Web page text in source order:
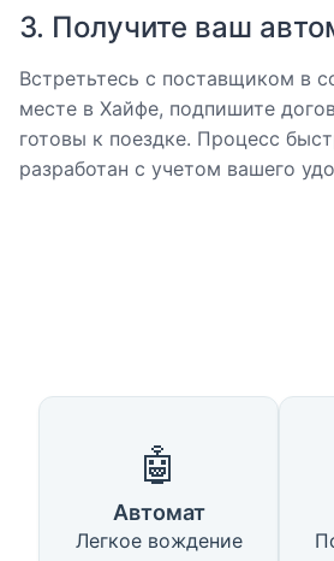
3. Получите ваш
Встретьтесь с поставщиком в
месте в Хайфе, подпишите
готовы к поездке. Процесс
разработан с учетом вашего
🤖
Автомат
Легкое вождение